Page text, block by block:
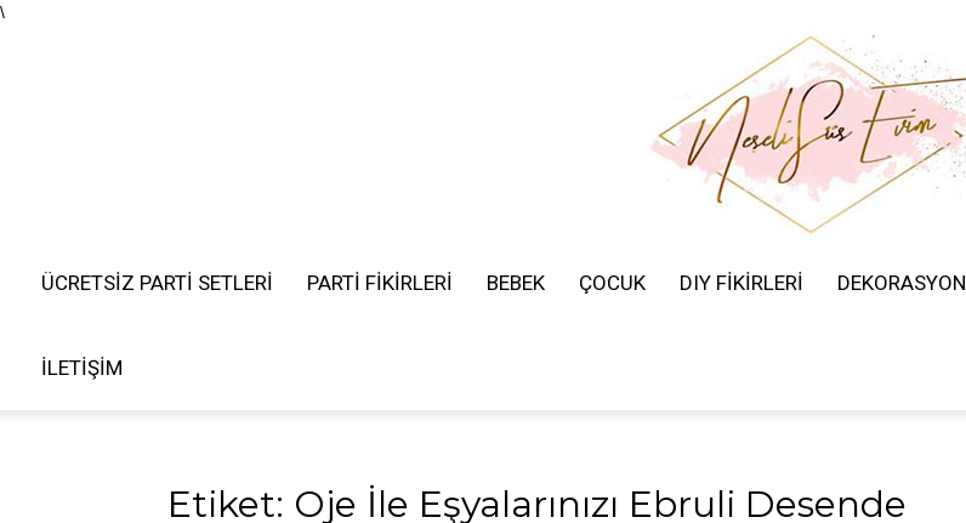
\
ÜCRETSIZ PARTI SETLERI PARTİ FİKİRLERİ BEBEK ÇOCUK DIY FİKİRLERİ DEKORASYON
İLETIŞIM
Etiket: Oje İle Eşyalarınızı Ebruli Desende